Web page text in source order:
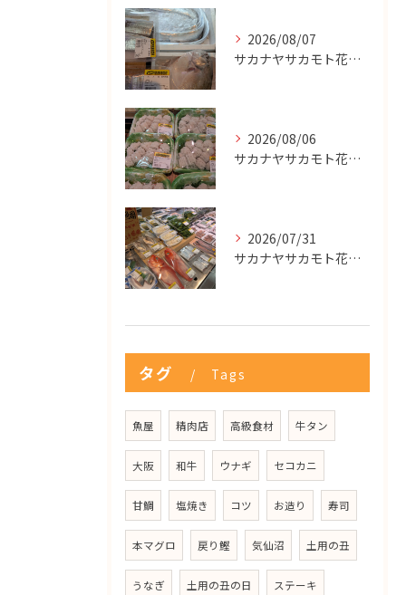
2026/08/07
サカナヤサカモト花園店
2026/08/06
サカナヤサカモト花園店
2026/07/31
サカナヤサカモト花園店
タグ Tags
魚屋 精肉店 高級食材 牛タン
大阪 和牛 ウナギ セコカニ
甘鯛 塩焼き コツ お造り 寿司
本マグロ 戻り鰹 気仙沼 土用の丑
うなぎ 土用の丑の日 ステーキ